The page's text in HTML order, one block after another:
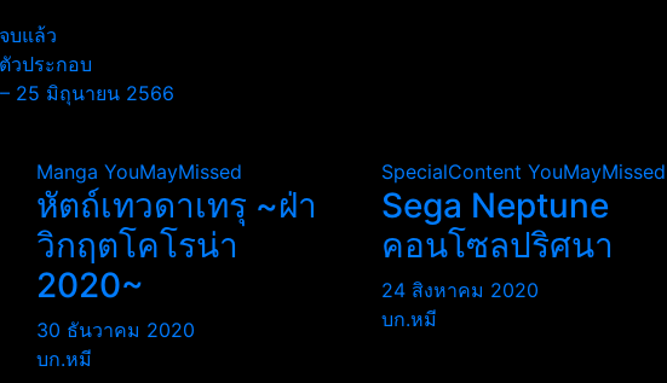
บแล้ว
วประกอบ
25 มิถุนายน 2566
Manga YouMayMissed
หัตถ์เทวดาเทรุ ~ฝ่า
วิกฤตโคโรน่า
2020~
30 ธันวาคม 2020
บก.หมี
SpecialContent YouMayMissed
Sega Neptune
คอนโซลปริศนา
24 สิงหาคม 2020
บก.หมี